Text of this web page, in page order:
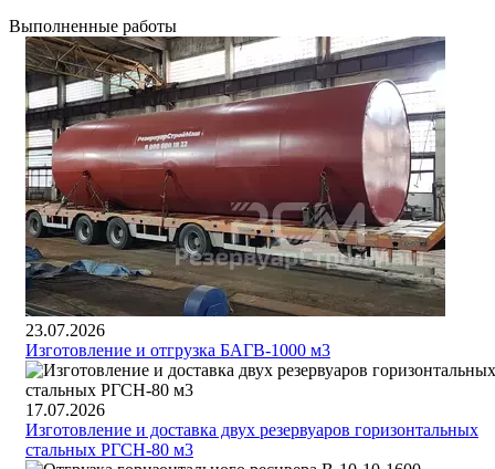
Выполненные работы
23.07.2026
Изготовление и отгрузка БАГВ-1000 м3
17.07.2026
Изготовление и доставка двух резервуаров горизонтальных
стальных РГСН-80 м3